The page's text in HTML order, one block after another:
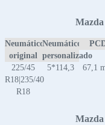
Neumático
original
Neumático
personalizado
225/45
R18|235/40
R18
5*114,3 67,1